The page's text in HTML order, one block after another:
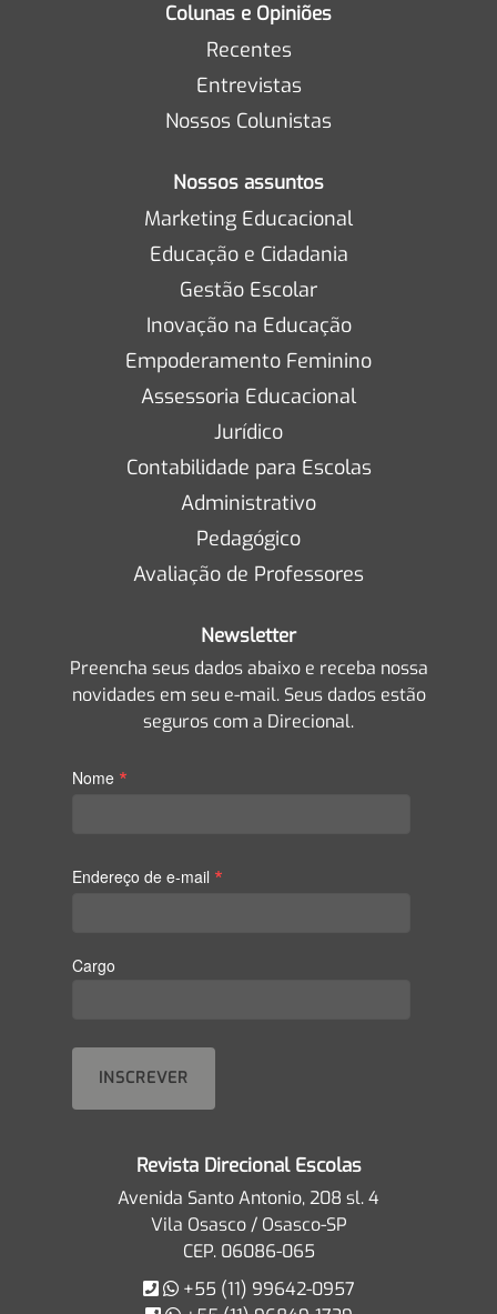
Colunas e Opiniões
Recentes
Entrevistas
Nossos Colunistas
Nossos assuntos
Marketing Educacional
Educação e Cidadania
Gestão Escolar
Inovação na Educação
Empoderamento Feminino
Assessoria Educacional
Jurídico
Contabilidade para Escolas
Administrativo
Pedagógico
Avaliação de Professores
Newsletter
Preencha seus dados abaixo e receba nossa
novidades em seu e-mail. Seus dados estão
seguros com a Direcional.
Nome *
Endereço de e-mail *
Cargo
Revista Direcional Escolas
Avenida Santo Antonio, 208 sl. 4
Vila Osasco / Osasco-SP
CEP. 06086-065
+55 (11) 99642-0957